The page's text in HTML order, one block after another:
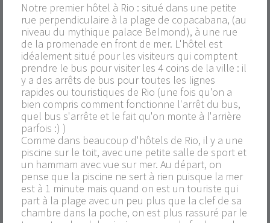
Notre premier hôtel à Rio : situé dans une petite
rue perpendiculaire à la plage de copacabana, (au
niveau du mythique palace Belmond), à une rue
de la promenade en front de mer. L'hôtel est
idéalement situé pour les visiteurs qui comptent
prendre le bus pour visiter les 4 coins de la ville : il
y a des arrêts de bus pour toutes les lignes
rapides ou touristiques de Rio (une fois qu'on a
bien compris comment fonctionne l'arrêt du bus,
quel bus s'arrête et le fait qu'on monte à l'arrière
parfois :) )
Comme dans beaucoup d'hôtels de Rio, il y a une
piscine sur le toit, avec une petite salle de sport et
un hammam avec vue sur mer. Au départ, on
pense que la piscine ne sert à rien puisque la mer
est à 1 minute mais quand on est un touriste qui
part à la plage avec un peu plus que la clef de sa
chambre dans la poche, on est plus rassuré par le